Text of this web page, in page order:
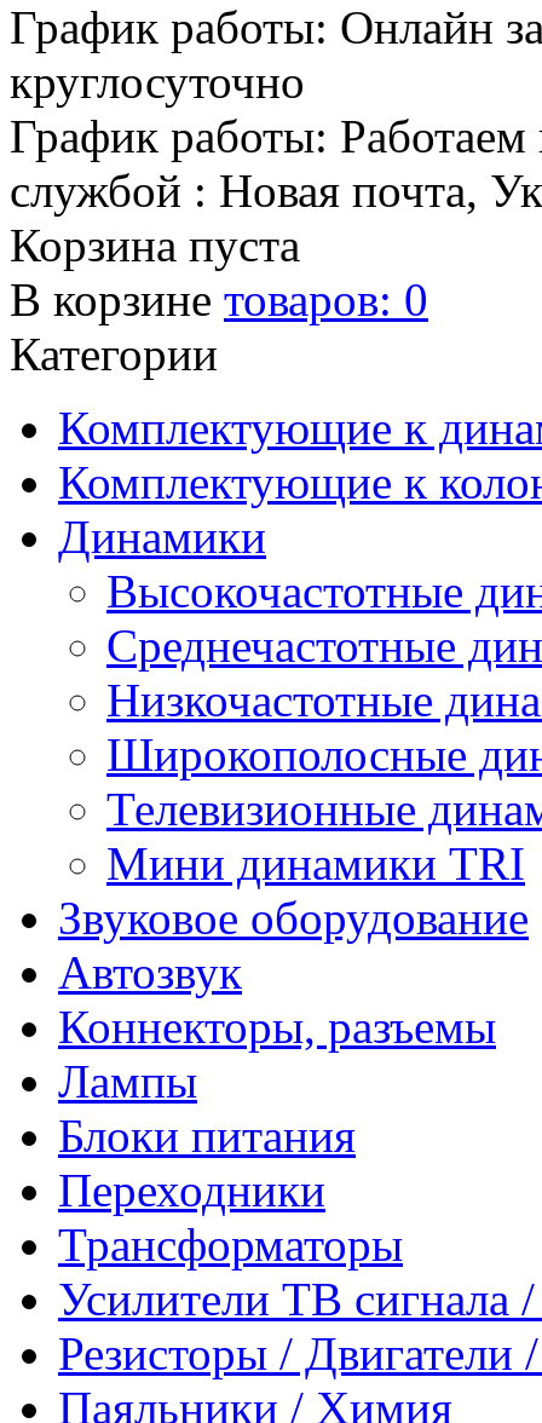
График работы: Онлайн
круглосуточно
График работы: Работаем
службой : Новая почта,
Корзина пуста
В корзине товаров: 0
Категории
Комплектующие к
Комплектующие к
Динамики
Высокочастотные
Среднечастотные
Низкочастотные
Широкополосные
Телевизионные
Мини динамики TRI
Звуковое оборудование
Автозвук
Коннекторы, разъемы
Лампы
Блоки питания
Переходники
Трансформаторы
Усилители ТВ сигнала
Резисторы /
Паяльники / Химия